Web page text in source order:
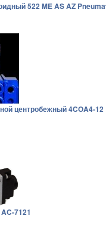
522 ME AS AZ
центробежный 4COA4-
7121